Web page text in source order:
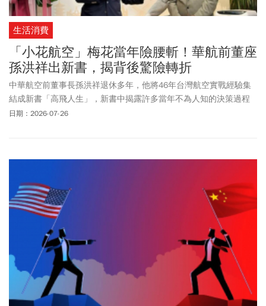
生活消費
「小花航空」梅花當年險腰斬！華航前董座
孫洪祥出新書，揭背後驚險轉折
中華航空前董事長孫洪祥退休多年，他將46年台灣航空實戰經驗集
結成新書「高飛人生」，新書中揭露許多當年不為人知的決策過程
與故事，其中包括代表華航的LOGO梅花，當年在高層內部投票時險
日期：2026-07-26